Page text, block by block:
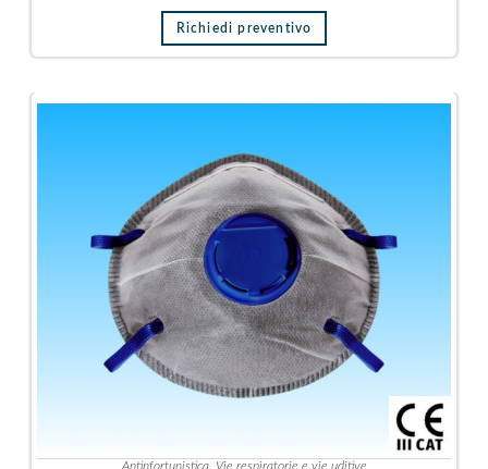
Richiedi preventivo
Antinfortunistica, Vie respiratorie e vie uditive